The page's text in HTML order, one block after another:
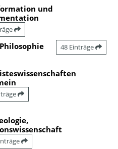
und
48 Einträge